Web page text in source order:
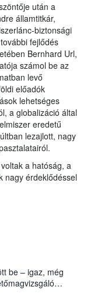
után a
államtitkár,
biztonsági
fejlődés
Bernhard Url,
számol be az
levő
előadók
lehetséges
a globalizáció által
eredetű
lezajlott, nagy
a hatóság, a
nagy érdeklődéssel
be – igaz, még
Győző által